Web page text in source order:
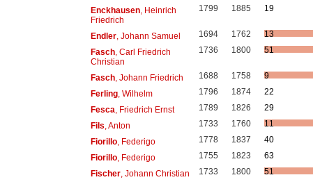
Enckhausen, Heinrich
Friedrich
1799 1885 19
Endler, Johann Samuel 1694 1762
13
Fasch, Carl Friedrich
Christian
1736 1800 51
Fasch, Johann Friedrich 1688 1758
9
Ferling, Wilhelm 1796 1874
22
Fesca , Friedrich Ernst 1789 1826
29
Fils , Anton 1733 1760
11
Fiorillo, Federigo 1778 1837
40
Fiorillo, Federigo 1755 1823
63
Fischer, Johann Christian 1733 1800
51